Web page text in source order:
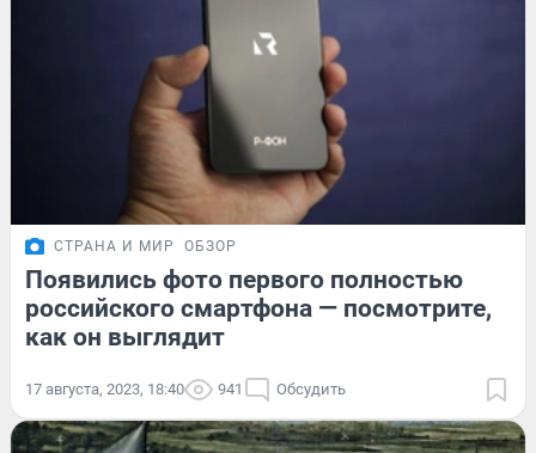
СТРАНА И МИР ОБЗОР
Появились фото первого полностью
российского смартфона — посмотрите,
как он выглядит
17 августа, 2023, 18:40 941 Обсудить